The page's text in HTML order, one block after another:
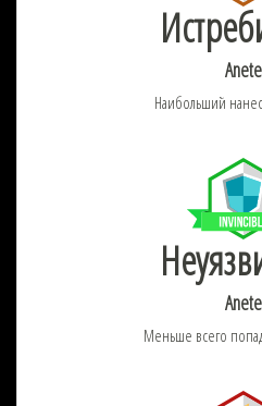
Anete
Наибольший
Anete
Меньше всего